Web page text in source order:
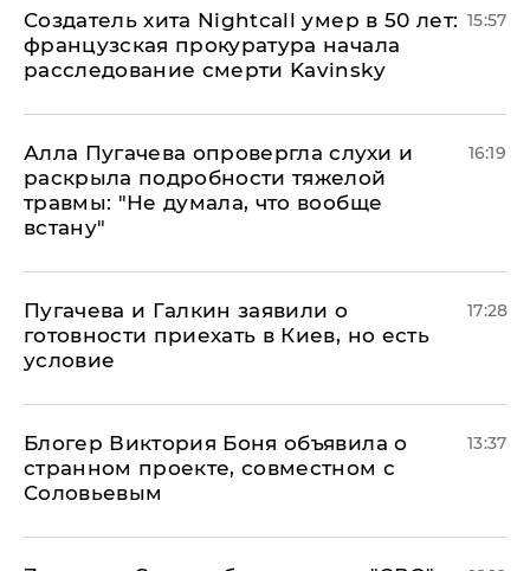
Создатель хита Nightcall умер в 50 лет:
французская прокуратура начала
расследование смерти Kavinsky
15:57
Алла Пугачева опровергла слухи и
раскрыла подробности тяжелой
травмы: "Не думала, что вообще
встану"
16:19
Пугачева и Галкин заявили о
готовности приехать в Киев, но есть
условие
17:28
Блогер Виктория Боня объявила о
странном проекте, совместном с
Соловьевым
13:37